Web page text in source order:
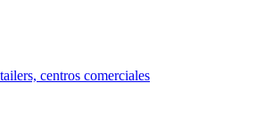
centros comerciales